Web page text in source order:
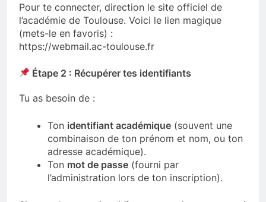
Pour te connecter, direction le site officiel de
l’académie de Toulouse. Voici le lien magique
(mets-le en favoris) :
https://webmail.ac-toulouse.fr
Étape 2 : Récupérer tes identifiants
Tu as besoin de :
Ton identifiant académique (souvent une
combinaison de ton prénom et nom, ou ton
adresse académique).
Ton mot de passe (fourni par
l’administration lors de ton inscription).